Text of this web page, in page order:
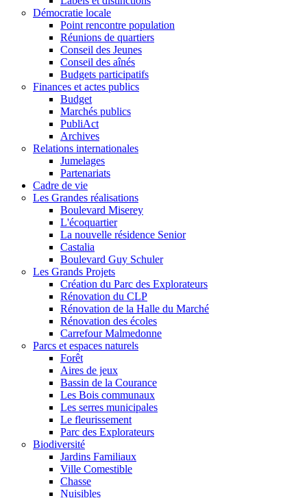
Démocratie locale
Point rencontre population
Réunions de quartiers
Conseil des Jeunes
Conseil des aînés
Budgets participatifs
Finances et actes publics
Budget
Marchés publics
PubliAct
Archives
Relations internationales
Jumelages
Partenariats
Cadre de vie
Les Grandes réalisations
Boulevard Miserey
L'écoquartier
La nouvelle résidence Senior
Castalia
Boulevard Guy Schuler
Les Grands Projets
Création du Parc des Explorateurs
Rénovation du CLP
Rénovation de la Halle du Marché
Rénovation des écoles
Carrefour Malmedonne
Parcs et espaces naturels
Forêt
Aires de jeux
Bassin de la Courance
Les Bois communaux
Les serres municipales
Le fleurissement
Parc des Explorateurs
Biodiversité
Jardins Familiaux
Ville Comestible
Chasse
Nuisibles